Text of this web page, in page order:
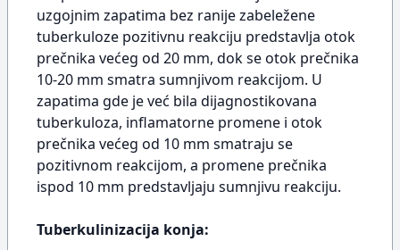
uzgojnim zapatima bez ranije zabeležene
tuberkuloze pozitivnu reakciju predstavlja otok
prečnika većeg od 20 mm, dok se otok prečnika
10-20 mm smatra sumnjivom reakcijom. U
zapatima gde je već bila dijagnostikovana
tuberkuloza, inflamatorne promene i otok
prečnika većeg od 10 mm smatraju se
pozitivnom reakcijom, a promene prečnika
ispod 10 mm predstavljaju sumnjivu reakciju.
Tuberkulinizacija konja: